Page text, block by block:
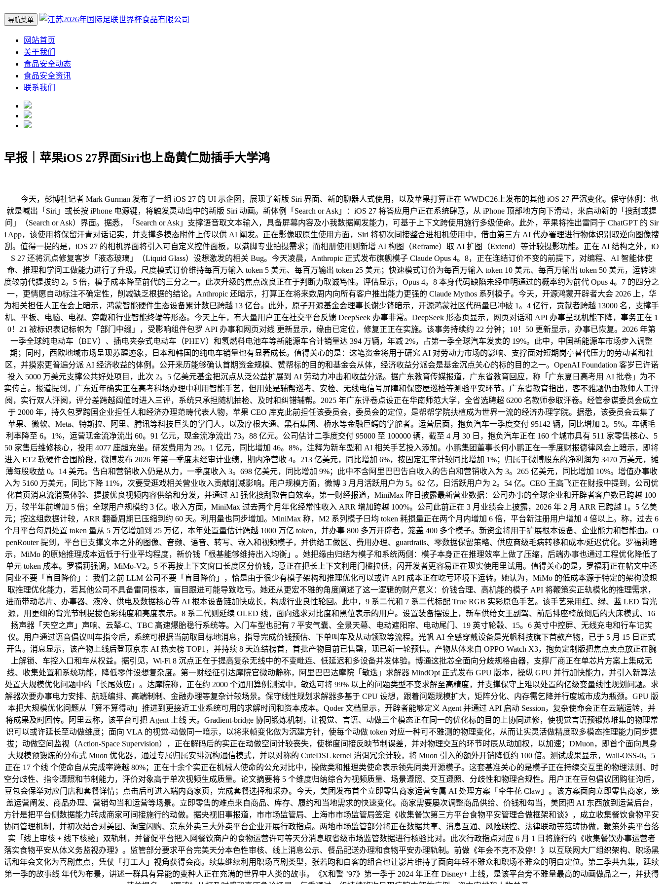
导航菜单
网站首页
关于我们
食品安全动态
食品安全资讯
联系我们
早报｜苹果iOS 27界面Siri也上岛黄仁勋插手大学鸿
今天，彭博社记者 Mark Gurman 发布了一组 iOS 27 的 UI 示企图，展现了新版 Siri 界面、新的聊器人式使用，以及苹果打算正在 WWDC26上发布的其他 iOS 27 严沉变化。保守体例：也
就是喊出「Siri」或长按 iPhone 电源键，将触发灵动岛中的新版 Siri 动画。新体例「Search or Ask」：iOS 27 将答应用户正在系统肆意，从 iPhone 顶部地方向下滑动，来启动新的「搜刮或提
问」（Search or Ask）界面。据悉，「Search or Ask」支撑语音取文本输入，具备屏幕内容及小我数据阐发能力，可基于上下文跨使用施行多级使命。此外，苹果将推出雷同于 ChatGPT 的 Sir
i App，该使用将保留汗青对话记实，并支撑多模态附件上传以供 AI 阐发。正在影像取原生使用方面，Siri 将初次间接整合进相机使用中，借由第三方 AI 代办署理进行物体识别取逆向图像搜
刮。值得一提的是，iOS 27 的相机界面将引入可自定义控件面板，以满脚专业拍摄需求；而相册使用则新增 AI 构图（Reframe）取 AI 扩图（Extend）等计较摄影功能。正在 AI 结构之外，iO
S 27 还将沉点修复客岁「液态玻璃」（Liquid Glass）设想激发的相关 Bug。今天凌晨，Anthropic 正式发布旗舰模子 Claude Opus 4。8，正在连结订价不变的前提下，对编程、AI 智能体使
命、推理和学问工做能力进行了升级。尺度模式订价维持每百万输入 token 5 美元、每百万输出 token 25 美元；快速模式订价为每百万输入 token 10 美元、每百万输出 token 50 美元，运转速
度较前代提拔约 2。5 倍，模子成本降至前代的三分之一。此次升级的焦点改良正在于判断力取诚笃性。评估显示，Opus 4。8 本身代码缺陷未经申明通过的概率约为前代 Opus 4。7 的四分之
一，更情愿自动标注不确定性，削减缺乏根据的结论。Anthropic 还暗示，打算正在将来数周内向所有客户推出能力更强的 Claude Mythos 系列模子。今天，开源鸿蒙开辟者大会 2026 上，华
为相关担任人正在会上暗示，鸿蒙智能硬件生态设备累计数已跨越 13 亿台。此外，原子开源基金会理事长谢少锋暗示，开源鸿蒙社区代码量已冲破 1。4 亿行，贡献者跨越 13000 名，支撑手
机、平板、电脑、电视、穿戴和行业智能终端等形态。今天上午，有大量用户正在社交平台反馈 DeepSeek 办事非常。DeepSeek 形态页显示，网页对话和 API 办事呈现机能下降，事务正在 1
0！21 被标识表记标帜为「部门中缀」，受影响组件包罗 API 办事和网页对线 更新显示，缘由已定位，修复正正在实施。该事务持续约 22 分钟；10！50 更新显示，办事已恢复。2026 年第
一季全球纯电动车（BEV）、插电夹杂式电动车（PHEV）和氢燃料电池车等新能源车合计销量达 394 万辆，年减 2%，占第一季全球汽车发卖的 19%。此中，中国新能源车市场步入调整
期；同时，西欧地域市场呈现苏醒迹象，日本和韩国的纯电车销量也有显著成长。值得关心的是：这笔资金将用于研究 AI 对劳动力市场的影响、支撑面对短期岗亭替代压力的劳动者和社
区，并摸索更普遍分派 AI 经济收益的体例。公开来历能够确认首期资金规模、赞帮标的目的和基金会从体，经济收益分派会是基金沉点关心的标的目的之一。OpenAI Foundation 客岁已许诺
投入 5000 万美元支撑公共好处项目，此次 2。5 亿美元基金把沉点从泛公益扩展到 AI 劳动力冲击和收益分派。据广东教育传媒报道，广东省教育回应，称「广东夏日高考用 AI 批卷」为不
实传言。报道提到，广东近年确实正在高考科场办理中利用智能手艺，但用处是辅帮巡考、安检、无线电信号屏障和保密屋巡检等测验平安环节。广东省教育指出，客不雅题仍由教师人工评
阅，实行双人评阅，评分差跨越阈值时进入三评，系统只承担随机抽检、及时和纠错辅帮。2025 年广东评卷点设正在华南师范大学，全省选聘超 6200 名教师参取评卷。经管参谋委员会成立
于 2000 年，持久包罗跨国企业担任人和经济办理范畴代表人物，苹果 CEO 库克此前担任该委员会，委员会的定位，是帮帮学院扶植成为世界一流的经济办理学院。据悉，该委员会云集了
苹果、微软、Meta、特斯拉、阿里、腾讯等科技巨头的掌门人，以及摩根大通、黑石集团、桥水等金融巨鳄的掌舵者。运营层面，抱负汽车一季度交付 95142 辆，同比增加 2。5%。车辆毛
利率降至 6。1%，运营现金流净流出 60。91 亿元，现金流净流出 73。88 亿元。公司估计二季度交付 95000 至 100000 辆，截至 4 月 30 日，抱负汽车正在 160 个城市具有 511 家零售核心、5
50 家售后维修核心，投用 4077 座超充坐。研发费用为 29。1 亿元，同比增加 46。8%，注释为新车型和 AI 相关手艺投入添加。小鹏集团董事长何小鹏正在一季度财报德律风会上暗示，即将
进入 ET2 软硬件合围阶段，微博发布 2026 年第一季度未经审计业绩，期内净营收 4。213 亿美元，同比增加 6%，按固定汇率计较同比增加 1%；归属于微博股东的净利润为 3470 万美元，摊
薄每股收益 0。14 美元。告白和营销收入仍是从力，一季度收入 3。698 亿美元，同比增加 9%；此中不含阿里巴巴告白收入的告白和营销收入为 3。265 亿美元，同比增加 10%。增值办事收
入为 5160 万美元，同比下降 11%，次要受逛戏相关营业收入贡献削减影响。用户规模方面，微博 3 月月活跃用户为 5。62 亿，日活跃用户为 2。54 亿。CEO 王高飞正在财报中提到，公司优
化首页消息流消费体验、提拔优良视频内容供给和分发，并通过 AI 强化搜刮取告白效率。第一财经报道，MiniMax 昨日披露最新营业数据：公司办事的全球企业和开辟者客户数已跨越 100
万，较半年前增加 5 倍；全球用户规模约 3 亿。收入方面，MiniMax 过去两个月年化经常性收入 ARR 增加跨越 100%。公司此前正在 3 月业绩会上披露，2026 年 2 月 ARR 已跨越 1。5 亿美
元；按这组数据计较，ARR 翻番周期已压缩到约 60 天。利用量也同步增加。MiniMax 称，M2 系列模子日均 token 耗损量正在两个月内增加 6 倍，平台新注册用户增加 4 倍以上。称，过去 6
个月平台每周处置 token 量从 5 万亿增加到 25 万亿，本年处置量估计跨越 1000 万亿 token，并办事 800 多万开辟者，笼盖 400 多个模子。新资金将用于扩展根本设备、企业能力和智能由。O
penRouter 提到，平台已支撑文本之外的图像、音频、语音、转写、嵌入和视频模子，并供给工做区、费用办理、guardrails、零数据保留策略、供应商级毛病转移和成本/延迟优化。罗福莉暗
示，MiMo 的原始推理成本远低于行业平均程度，新价钱「根基能够维持出入均衡」。她把缘由归结为模子和系统两侧：模子本身正在推理效率上做了压缩，后端办事也通过工程优化降低了
单元 token 成本。罗福莉强调，MiMo-V2。5 不再按上下文窗口长度区分价钱，意正在把长上下文利用门槛拉低，闪开发者更容易正在现实使用里试用。值得关心的是，罗福莉正在帖文中还
同业不要「盲目降价」：我们之前 LLM 公司不要「盲目降价」，恰是由于很少有模子架构和推理优化可以或许 API 成本正在吃亏环境下运转。她认为，MiMo 的低成本源于特定的架构设想
取推理优化能力，若其他公司不具备雷同根本，盲目跟进可能导致吃亏。她还从更宏不雅的角度阐述了这一逻辑的财产意义：价钱合理、高机能的模子 API 将鞭策实正轨模化的推理需求，
进而带动芯片、办事器、液冷、供电及数据核心等 AI 根本设备链加快成长，构成行业良性轮回。此中，9 系二代和 7 系二代标配 True RGB 实彩原色手艺。该手艺采用红、绿、蓝 LED 背光
源，用更细的背光节制提拔色彩纯度和亮度表示。8 系二代则延续 OLED 线，面向逃求对比度和黑位表示的用户。设置装备摆设上，新车供给女王副驾、前后排座椅放倒后的大床模式、16
扬声器「天空之声」声响、云辇-C、TBC 高速爆胎稳行系统等。入门车型也配有 7 平安气囊、全景天幕、电动遮阳帘、电动尾门、19 英寸轮毂、15。6 英寸中控屏、无线充电和行车记实
仪。用户通过语音倡议叫车指令后，系统可根据当前取目标地消息，指导完成价钱预估、下单叫车及从动领取等流程。光帆 AI 全感穿戴设备是光帆科技旗下首款产物，已于 5 月 15 日正式
开售。消息显示，该产物上线后登顶京东 AI 热卖榜 TOP1，并持续 8 天连结榜首，首批产物目前已售罄，现已新一轮预售。产物从体来自 OPPO Watch X3，抱负定制版把焦点卖点放正在腕
上解锁、车控入口和车从权益。据引见，Wi-Fi 8 沉点正在于提高复杂无线中的不变毗连、低延迟和多设备并发体验。博通这批芯全面向分歧规格由器，支撑厂商正在单芯片方案上集成无
线、收集处置和系统功能，降低零件设想复杂度。第一财经征引达摩院官微动静称，阿里巴巴达摩院「敏迭」求解器 MindOpt 正式发布 GPU 版本，操纵 GPU 并行加快能力，并引入新算法
处置大规模优化问题中的「长尾效应」。达摩院称，正在约 2000 个通用算例测试中，敏迭可将 99% 以上的问题类型不变求解至高精度，并支撑保守上难以处置的亿级变量线性规划问题。求
解器次要办事电力安排、航班编排、高端制制、金融办理等复杂计较场景。保守线性规划求解器多基于 CPU 设想，跟着问题规模扩大，矩阵分化、内存需乞降并行度城市成为瓶颈。GPU 版
本把大规模优化问题从「算不算得动」推进到更接近工业系统可用的求解时间和资本成本。Qoder 文档显示，开辟者能够定义 Agent 并通过 API 启动 Session，复杂使命会正在云端运转，并
将成果及时回传。阿里云称，该平台可把 Agent 上线 天。Gradient-bridge 协同锻炼机制，让视觉、言语、动做三个模态正在同一的优化标的目的上协同进修，使视觉言语预锻炼堆集的物理常
识可以或许延长至动做维度；面向 VLA 的视觉-动做同一暗示，以将来帧变化做为沉建方针，使每个动做 token 对应一种可不雅测的物理变化，从而让实灵活做精度取多模态推理能力同步提
拔；动做空间监视（Action-Space Supervision），正在解码后的实正在动做空间计较丧失，使梯度间接反映节制误差，并对物理交互的环节时辰从动加权，以加速；DMuon，即首个面向具身
大规模预锻炼的分布式 Muon 优化器，通过专属归属安排沉构通信模式，并以对称的 CuteDSL kernel 消弭冗余计较，将 Muon 引入的额外开销降低约 100 倍。测试成果显示，Wall-OSS-0。5
正在 17 个线 个使命自从完成率跨越 80%；正在十余个实正在机械人使命的公允对比中，操做类和推理类使命表示领先同类开源模子。这套基准关心的是模子正在持续交互里的物理法则、时
空分歧性、指令遵照和节制能力，评价对象高于单次视频生成质量。论文摘要将 5 个维度归纳综合为视频质量、场景遵照、交互遵照、分歧性和物理合规性。用户正在豆包倡议团购征询后，
豆包会保举对应门店和套餐详情；点击后可进入端内商家页，完成套餐选择和采办。今天，美团发布首个立即零售商家运营专属 AI 处理方案「牵牛花 Claw」。该方案面向立即零售商家，笼
盖运营阐发、商品办理、营销勾当和运营等场景。立即零售的难点来自商品、库存、履约和当地需求的快速变化。商家需要屡次调整商品供给、价钱和勾当，美团把 AI 东西放到运营后台，
方针是把平台侧数据能力转成商家可间接施行的动做。据央视旧事报道，市市场监管局、上海市市场监管局签定《收集餐饮第三方平台食物平安管理合做框架和谈》，成立收集餐饮食物平安
协同管理机制，并初次结合对美团、淘宝闪购、京东外卖三大外卖平台企业开展行政指点。两地市场监管部分将正在数据共享、消息互通、风险联控、法律联动等范畴协做，鞭策外卖平台落
实「线上审核 + 线下核验」双轨制，并督促平台把入网餐饮商户的食物运营许可等天分消息取省级市场监管数据进行核验比对。此次行政指点对应 6 月 1 日将施行的《收集餐饮办事运营者
落实食物平安从体义务监视办理》。监管部分要求平台完美天分本色性审核、线上消息公示、餐品配送办理和食物平安办理轨制。前做《年会不克不及停！》以互联网大厂组织架构、职场黑
话和年会文化为喜剧焦点，凭仗「打工人」视角获得会商。续集继续利用职场喜剧类型，张若昀和白客的组合也让影片维持了面向年轻不雅众和职场不雅众的明白定位。第二季共九集，延续
第一季的故事线 年代为布景，讲述一群具有异能的变种人正在充满的世界中人类的故事。《X和警 ’97》第一季于 2024 年正在 Disney+ 上线，是该平台旁不雅量最高的动画做品之一，并获得